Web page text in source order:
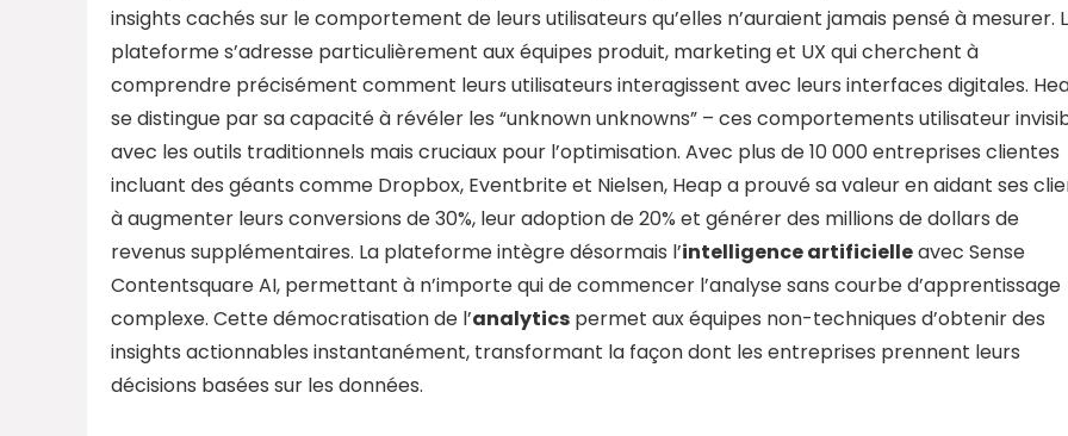
insights cachés sur le comportement de leurs utilisateurs qu’elles n’auraient jamais pensé à mesurer.
plateforme s’adresse particulièrement aux équipes produit, marketing et UX qui cherchent à
comprendre précisément comment leurs utilisateurs interagissent avec leurs interfaces digitales.
se distingue par sa capacité à révéler les “unknown unknowns” – ces comportements utilisateur
avec les outils traditionnels mais cruciaux pour l’optimisation. Avec plus de 10 000 entreprises clientes
incluant des géants comme Dropbox, Eventbrite et Nielsen, Heap a prouvé sa valeur en aidant ses
à augmenter leurs conversions de 30%, leur adoption de 20% et générer des millions de dollars de
revenus supplémentaires. La plateforme intègre désormais l’intelligence artificielleavec Sense
Contentsquare AI, permettant à n’importe qui de commencer l’analyse sans courbe d’apprentissage
complexe. Cette démocratisation de l’analytics permet aux équipes non-techniques d’obtenir des
insights actionnables instantanément, transformant la façon dont les entreprises prennent leurs
décisions basées sur les données.